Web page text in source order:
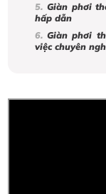
Giàn phơi
hấp dẫn
Giàn phơi
việc chuyên